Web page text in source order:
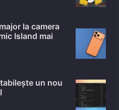
la camera
Island mai
un nou